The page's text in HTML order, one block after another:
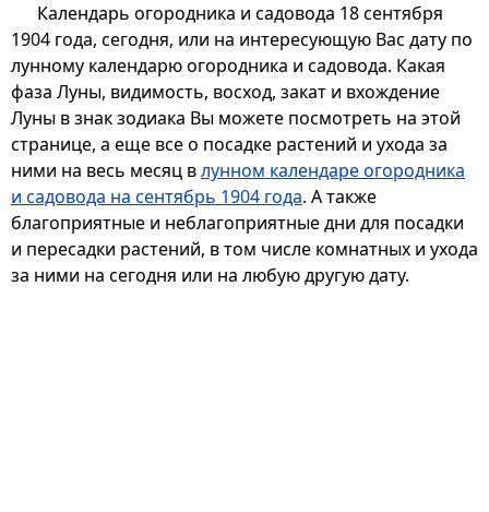
Календарь огородника и садовода 18 сентября
1904 года, сегодня, или на интересующую Вас дату по
лунному календарю огородника и садовода. Какая
фаза Луны, видимость, восход, закат и вхождение
Луны в знак зодиака Вы можете посмотреть на этой
странице, а еще все о посадке растений и ухода за
ними на весь месяц влунном календаре огородника
и садовода на сентябрь 1904 года. А также
благоприятные и неблагоприятные дни для посадки
и пересадки растений, в том числе комнатных и ухода
за ними на сегодня или на любую другую дату.